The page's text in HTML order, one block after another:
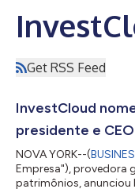
Get RSS Feed
InvestCloud
presidente e CEO
NOVA YORK--(
Empresa"), provedora
patrimônios, anunciou